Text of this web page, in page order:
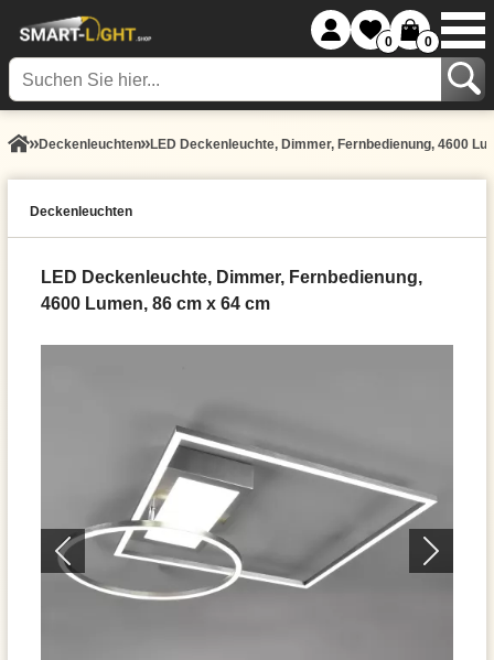
0 0
Decken­leuchten LED Deckenleuchte, Dimmer, Fernbedienung, 4600
Decken­leuchten
LED Deckenleuchte, Dimmer, Fernbedienung,
4600 Lumen, 86 cm x 64 cm